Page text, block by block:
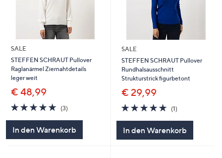
SALE
STEFFEN SCHRAUT Pullover
Raglanärmel Ziernahtdetails
leger weit
€ 48,99
5.0
von
(3)
In den Warenkorb
SALE
STEFFEN SCHRAUT Pullover
Rundhalsausschnitt
Strukturstrick figurbetont
€ 29,99
5.0
von
(1)
In den Warenkorb